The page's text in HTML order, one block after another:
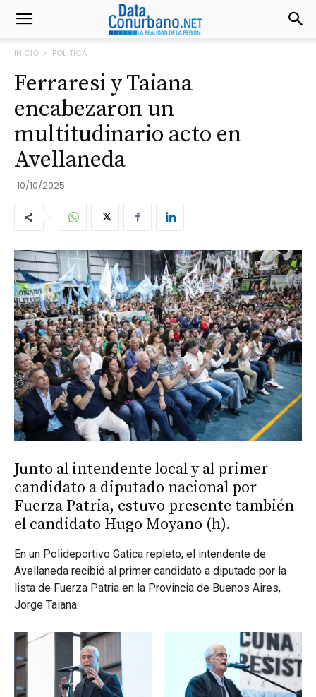
INICIO POLÍTICA
Ferraresi y Taiana
encabezaron un
multitudinario acto en
Avellaneda
10/10/2025
Junto al intendente local y al primer
candidato a diputado nacional por
Fuerza Patria, estuvo presente también
el candidato Hugo Moyano (h).
En un Polideportivo Gatica repleto, el intendente de
Avellaneda recibió al primer candidato a diputado por la
lista de Fuerza Patria en la Provincia de Buenos Aires,
Jorge Taiana.